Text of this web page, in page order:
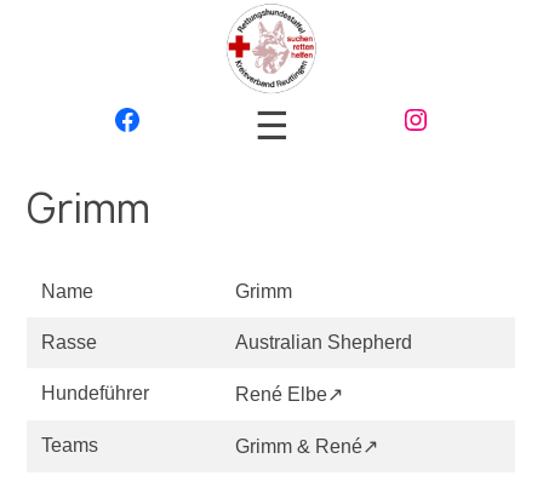
☰
Grimm
Name Grimm
Rasse Australian Shepherd
Hundeführer René Elbe↗
Teams Grimm & René↗